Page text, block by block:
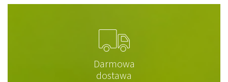
Darmowa
dostawa